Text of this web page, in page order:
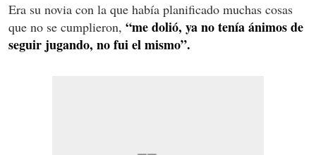
Era su novia con la que había planificado muchas cosas
que no se cumplieron, “me dolió, ya no tenía ánimos de
seguir jugando, no fui el mismo”.